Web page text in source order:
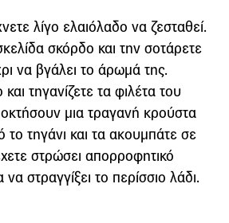
λίγο ελαιόλαδο να ζεσταθεί.
σκόρδο και την σοτάρετε
να βγάλει το άρωμά της.
τηγανίζετε τα φιλέτα του
μια τραγανή κρούστα
τηγάνι και τα ακουμπάτε σε
στρώσει απορροφητικό
να στραγγίξει το περίσσιο λάδι.